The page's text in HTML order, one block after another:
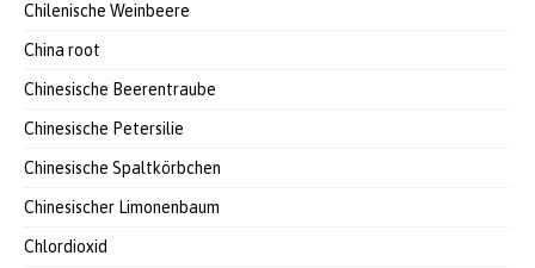
Chilenische Weinbeere
China root
Chinesische Beerentraube
Chinesische Petersilie
Chinesische Spaltkörbchen
Chinesischer Limonenbaum
Chlordioxid